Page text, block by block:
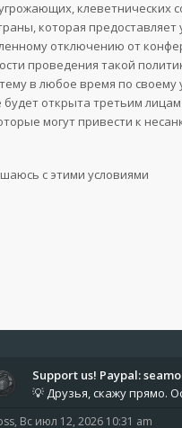
которая
отключению от
проведения такой
в любое время по
открыта третьим
могут привести к
, Вс июл 12, 2026 10:31 am